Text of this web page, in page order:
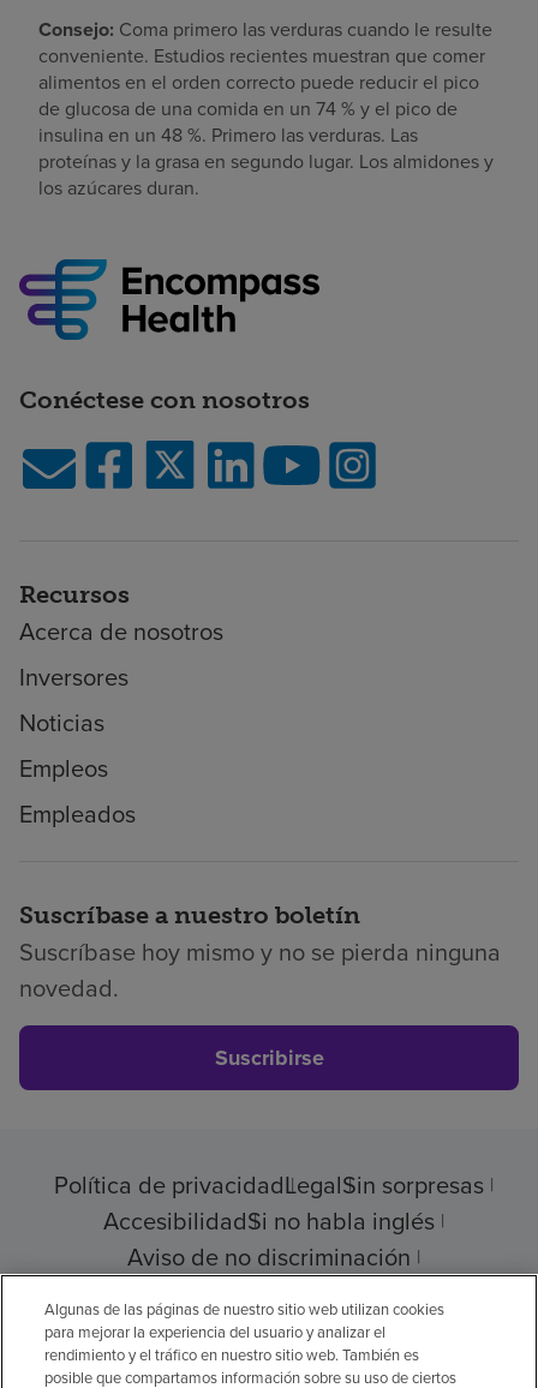
Consejo: Coma primero las verduras cuando le resulte
conveniente. Estudios recientes muestran que comer
alimentos en el orden correcto puede reducir el pico
de glucosa de una comida en un 74 % y el pico de
insulina en un 48 %. Primero las verduras. Las
proteínas y la grasa en segundo lugar. Los almidones y
los azúcares duran.
Conéctese con nosotros
Recursos
Acerca de nosotros
Inversores
Noticias
Empleos
Empleados
Suscríbase a nuestro boletín
Suscríbase hoy mismo y no se pierda ninguna
novedad.
Suscribirse
Política de privacidadLegalSin sorpresas
AccesibilidadSi no habla inglés
Aviso de no discriminación
Cumplimiento de los proveedores
Algunas de las páginas de nuestro sitio web utilizan cookies
para mejorar la experiencia del usuario y analizar el
rendimiento y el tráfico en nuestro sitio web. También es
posible que compartamos información sobre su uso de ciertos